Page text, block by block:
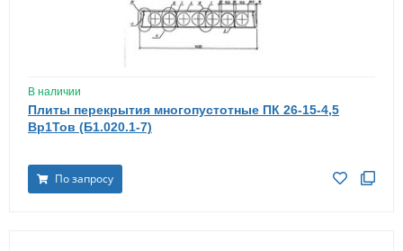
В наличии
Плиты перекрытия многопустотные ПК 26-15-4,5
Вр1Тов (Б1.020.1-7)
По запросу